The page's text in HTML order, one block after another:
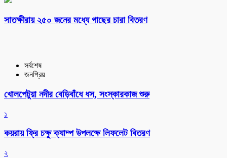
সাতক্ষীরায় ২৫০ জনের মধ্যে গাছের চারা বিতরণ
সর্বশেষ
জনপ্রিয়
খোলপেটুয়া নদীর বেড়িবাঁধে ধস, সংস্কারকাজ শুরু
১
কয়রায় ফ্রি চক্ষু ক্যাম্প উপলক্ষে লিফলেট বিতরণ
২